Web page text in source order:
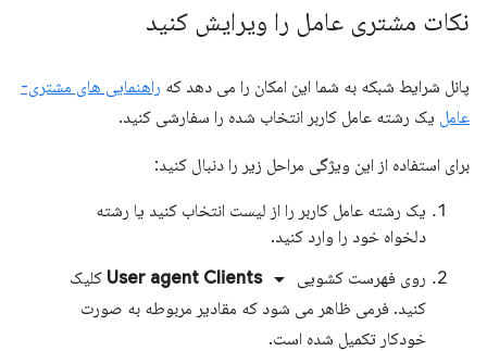
نکات مشتری عامل را ویرایش کنید
پانل شرایط شبکه به شما این امکان را می دهد که راهنمایی های مشتری-
عامل یک رشته عامل کاربر انتخاب شده را سفارشی کنید.
برای استفاده از این ویژگی مراحل زیر را دنبال کنید:
یک رشته عامل کاربر را از لیست انتخاب کنید یا رشته
دلخواه خود را وارد کنید.
روی فهرست کشویی arrow_drop_down
User agent Clients کلیک
کنید. فرمی ظاهر می شود که مقادیر مربوطه به صورت
خودکار تکمیل شده است.